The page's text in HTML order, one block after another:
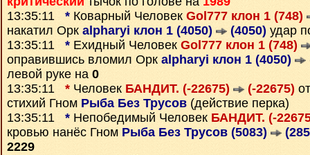
13:35:11 * Коварный Человек Gol777 клон 1 (748)
накатил Орк alpharyi клон 1 (4050) (4050) удар
13:35:11 * Ехидный Человек Gol777 клон 1 (748)
оправившись вломил Орк alpharyi клон 1 (4050)
левой руке на 0
13:35:11 * Человек БАНДИТ. (-22675) (-22675)
стихий Гном Рыба Без Трусов (действие перка)
13:35:11 * Непобедимый Человек БАНДИТ. (-
кровью нанёс Гном Рыба Без Трусов (5083)
2229